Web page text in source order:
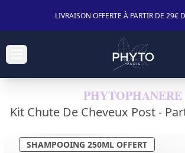
LIVRAISON OFFERTE À PARTIR DE 29€
PHYTOPHANERE
Kit Chute De Cheveux Post -
SHAMPOOING 250ML OFFERT